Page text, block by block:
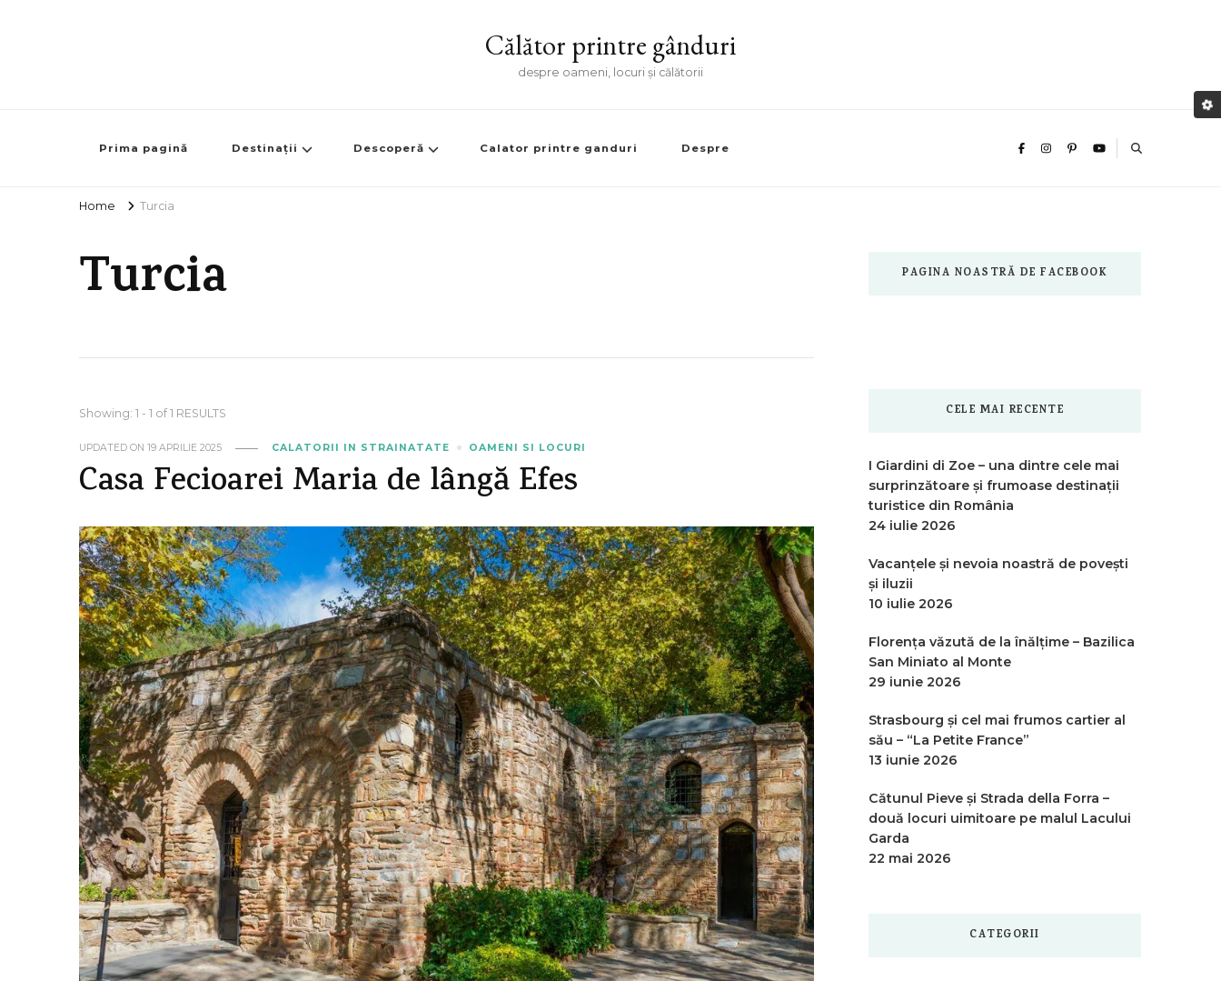
Călător printre gânduri
despre oameni, locuri și călătorii
Prima pagină Destinații Descoperă Calator printre ganduri Despre
Home Turcia
Turcia
Showing: 1 - 1 of 1 RESULTS
UPDATED ON 19 APRILIE 2025 CALATORII IN STRAINATATE OAMENI SI LOCURI
Casa Fecioarei Maria de lângă Efes
PAGINA NOASTRĂ DE FACEBOOK
CELE MAI RECENTE
I Giardini di Zoe – una dintre cele mai
surprinzătoare și frumoase destinații
turistice din România
24 iulie 2026
Vacanțele și nevoia noastră de povești
și iluzii
10 iulie 2026
Florența văzută de la înălțime – Bazilica
San Miniato al Monte
29 iunie 2026
Strasbourg și cel mai frumos cartier al
său – “La Petite France”
13 iunie 2026
Cătunul Pieve și Strada della Forra –
două locuri uimitoare pe malul Lacului
Garda
22 mai 2026
CATEGORII